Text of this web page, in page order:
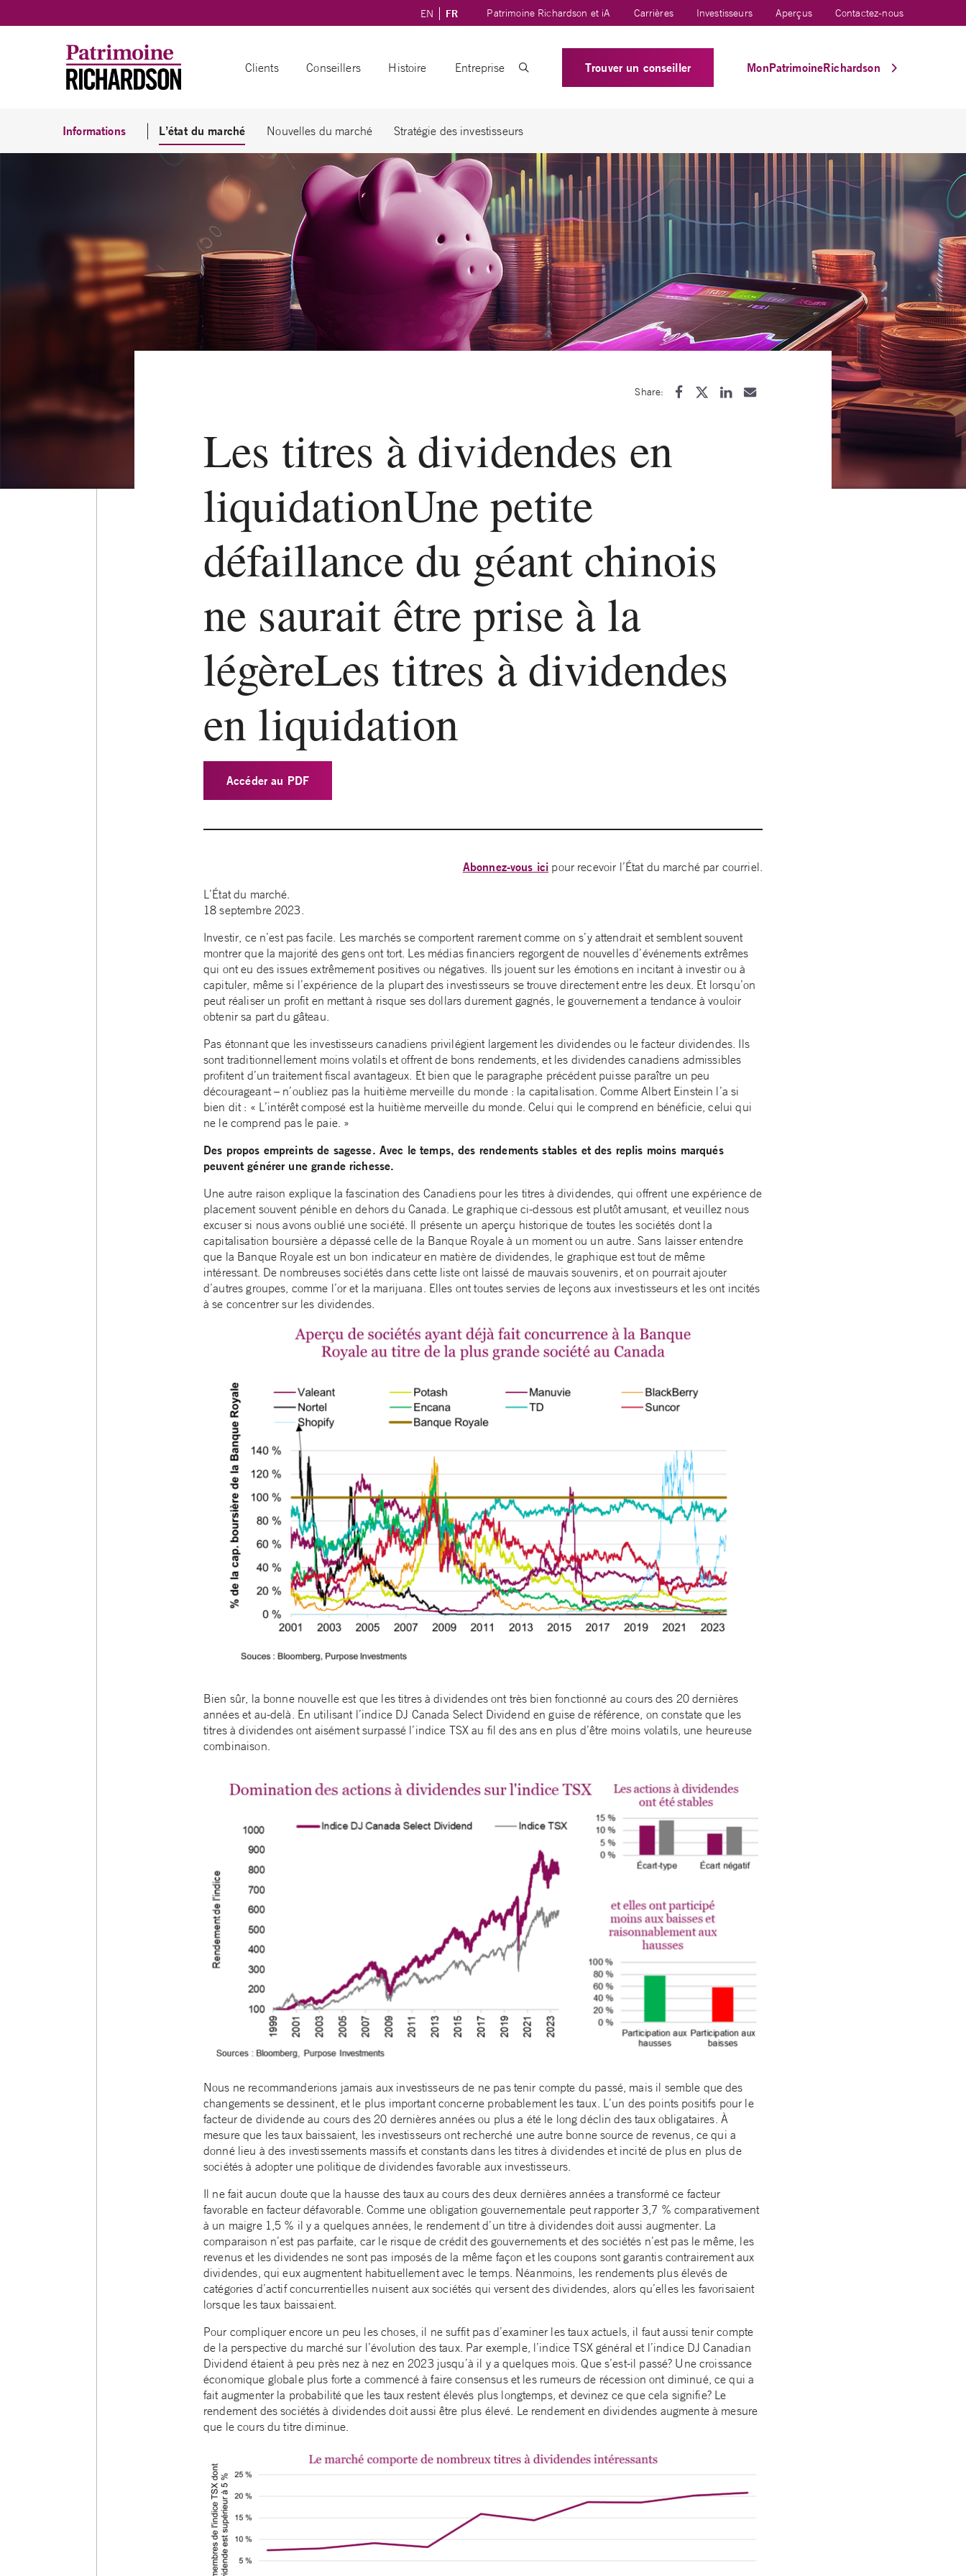
EN FR Patrimoine Richardson et iA Carrières Investisseurs Aperçus Contactez-nous
Clients Conseillers Histoire Entreprise Trouver un conseiller MonPatrimoineRichardson
Informations L’état du marché Nouvelles du marché Stratégie des investisseurs
Share:
Les titres à dividendes en
liquidationUne petite
défaillance du géant chinois
ne saurait être prise à la
légèreLes titres à dividendes
en liquidation
Accéder au PDF
Abonnez-vous ici pour recevoir l’État du marché par courriel.
L’État du marché.
18 septembre 2023.
Investir, ce n’est pas facile. Les marchés se comportent rarement comme on s’y attendrait et semblent souvent
montrer que la majorité des gens ont tort. Les médias financiers regorgent de nouvelles d’événements extrêmes
qui ont eu des issues extrêmement positives ou négatives. Ils jouent sur les émotions en incitant à investir ou à
capituler, même si l’expérience de la plupart des investisseurs se trouve directement entre les deux. Et lorsqu’on
peut réaliser un profit en mettant à risque ses dollars durement gagnés, le gouvernement a tendance à vouloir
obtenir sa part du gâteau.
Pas étonnant que les investisseurs canadiens privilégient largement les dividendes ou le facteur dividendes. Ils
sont traditionnellement moins volatils et offrent de bons rendements, et les dividendes canadiens admissibles
profitent d’un traitement fiscal avantageux. Et bien que le paragraphe précédent puisse paraître un peu
décourageant – n’oubliez pas la huitième merveille du monde : la capitalisation. Comme Albert Einstein l’a si
bien dit : « L’intérêt composé est la huitième merveille du monde. Celui qui le comprend en bénéficie, celui qui
ne le comprend pas le paie. »
Des propos empreints de sagesse. Avec le temps, des rendements stables et des replis moins marqués
peuvent générer une grande richesse.
Une autre raison explique la fascination des Canadiens pour les titres à dividendes, qui offrent une expérience de
placement souvent pénible en dehors du Canada. Le graphique ci-dessous est plutôt amusant, et veuillez nous
excuser si nous avons oublié une société. Il présente un aperçu historique de toutes les sociétés dont la
capitalisation boursière a dépassé celle de la Banque Royale à un moment ou un autre. Sans laisser entendre
que la Banque Royale est un bon indicateur en matière de dividendes, le graphique est tout de même
intéressant. De nombreuses sociétés dans cette liste ont laissé de mauvais souvenirs, et on pourrait ajouter
d’autres groupes, comme l’or et la marijuana. Elles ont toutes servies de leçons aux investisseurs et les ont incités
à se concentrer sur les dividendes.
Bien sûr, la bonne nouvelle est que les titres à dividendes ont très bien fonctionné au cours des 20 dernières
années et au-delà. En utilisant l’indice DJ Canada Select Dividend en guise de référence, on constate que les
titres à dividendes ont aisément surpassé l’indice TSX au fil des ans en plus d’être moins volatils, une heureuse
combinaison.
Nous ne recommanderions jamais aux investisseurs de ne pas tenir compte du passé, mais il semble que des
changements se dessinent, et le plus important concerne probablement les taux. L’un des points positifs pour le
facteur de dividende au cours des 20 dernières années ou plus a été le long déclin des taux obligataires. À
mesure que les taux baissaient, les investisseurs ont recherché une autre bonne source de revenus, ce qui a
donné lieu à des investissements massifs et constants dans les titres à dividendes et incité de plus en plus de
sociétés à adopter une politique de dividendes favorable aux investisseurs.
Il ne fait aucun doute que la hausse des taux au cours des deux dernières années a transformé ce facteur
favorable en facteur défavorable. Comme une obligation gouvernementale peut rapporter 3,7 % comparativement
à un maigre 1,5 % il y a quelques années, le rendement d’un titre à dividendes doit aussi augmenter. La
comparaison n’est pas parfaite, car le risque de crédit des gouvernements et des sociétés n’est pas le même, les
revenus et les dividendes ne sont pas imposés de la même façon et les coupons sont garantis contrairement aux
dividendes, qui eux augmentent habituellement avec le temps. Néanmoins, les rendements plus élevés de
catégories d’actif concurrentielles nuisent aux sociétés qui versent des dividendes, alors qu’elles les favorisaient
lorsque les taux baissaient.
Pour compliquer encore un peu les choses, il ne suffit pas d’examiner les taux actuels, il faut aussi tenir compte
de la perspective du marché sur l’évolution des taux. Par exemple, l’indice TSX général et l’indice DJ Canadian
Dividend étaient à peu près nez à nez en 2023 jusqu’à il y a quelques mois. Que s’est-il passé? Une croissance
économique globale plus forte a commencé à faire consensus et les rumeurs de récession ont diminué, ce qui a
fait augmenter la probabilité que les taux restent élevés plus longtemps, et devinez ce que cela signifie? Le
rendement des sociétés à dividendes doit aussi être plus élevé. Le rendement en dividendes augmente à mesure
que le cours du titre diminue.